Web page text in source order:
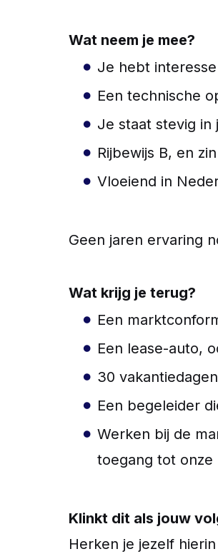
Wat neem je mee?
Je hebt
Een technische
Je staat stevig
Rijbewijs B, en
Vloeiend in
Geen jaren ervaring
Wat krijg je terug?
Een
Een lease-auto,
30
Een begeleider
Werken bij de
toegang tot onze
Klinkt dit als jouw
Herken je jezelf